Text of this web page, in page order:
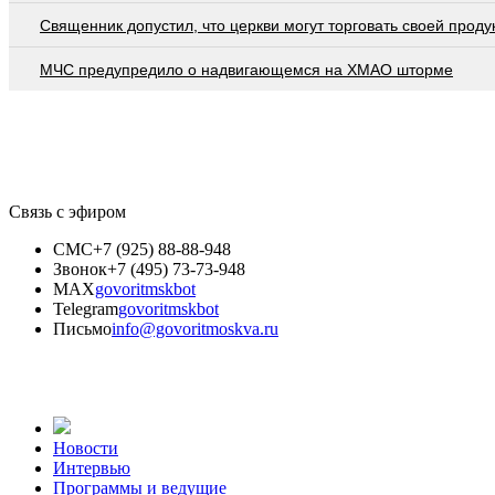
Священник допустил, что церкви могут торговать своей
МЧС предупредило о надвигающемся на ХМАО шторме
Связь с эфиром
СМС+7 (925) 88-88-948
Звонок+7 (495) 73-73-948
MAXgovoritmskbot
Telegramgovoritmskbot
Письмоinfo@govoritmoskva.ru
Новости
Интервью
Программы и ведущие